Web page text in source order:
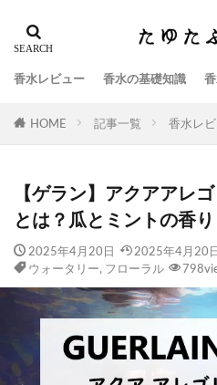
香水レビュー 香水の基礎知識
HOME 記事一覧 香水レ
【ゲラン】アクアアレ
とは？瓜とミントの香り
2025年4月20日 2025年4月20日
ウォータリー, フローラル